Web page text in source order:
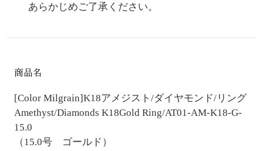
あらかじめご了承ください。
商品名
[Color Milgrain]K18アメジスト/ダイヤモンド/リング
Amethyst/Diamonds K18Gold Ring/AT01-AM-K18-G-
15.0
（15.0号 ゴールド）